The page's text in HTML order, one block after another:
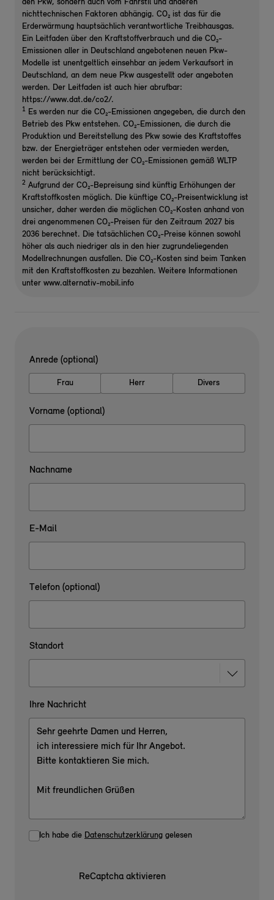
den Pkw, sondern auch vom Fahrstil und anderen
nichttechnischen Faktoren abhängig. CO₂ ist das für die
Erderwärmung hauptsächlich verantwortliche Treibhausgas.
Ein Leitfaden über den Kraftstoffverbrauch und die CO₂-
Emissionen aller in Deutschland angebotenen neuen Pkw-
Modelle ist unentgeltlich einsehbar an jedem Verkaufsort in
Deutschland, an dem neue Pkw ausgestellt oder angeboten
werden. Der Leitfaden ist auch hier abrufbar:
https://www.dat.de/co2/.
1 Es werden nur die CO₂-Emissionen angegeben, die durch den
Betrieb des Pkw entstehen. CO₂-Emissionen, die durch die
Produktion und Bereitstellung des Pkw sowie des Kraftstoffes
bzw. der Energieträger entstehen oder vermieden werden,
werden bei der Ermittlung der CO₂-Emissionen gemäß WLTP
nicht berücksichtigt.
2 Aufgrund der CO₂-Bepreisung sind künftig Erhöhungen der
Kraftstoffkosten möglich. Die künftige CO₂-Preisentwicklung ist
unsicher, daher werden die möglichen CO₂-Kosten anhand von
drei angenommenen CO₂-Preisen für den Zeitraum 2027 bis
2036 berechnet. Die tatsächlichen CO₂-Preise können sowohl
höher als auch niedriger als in den hier zugrundeliegenden
Modellrechnungen ausfallen. Die CO₂-Kosten sind beim Tanken
mit den Kraftstoffkosten zu bezahlen. Weitere Informationen
unter www.alternativ-mobil.info
Anrede (optional)
Frau Herr Divers
Vorname (optional)
Nachname
E-Mail
Telefon (optional)
Standort
Ihre Nachricht
Ich habe die Datenschutzerklärung gelesen
ReCaptcha aktivieren